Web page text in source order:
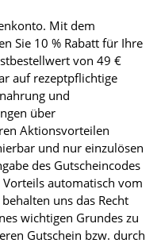
Mit dem
Sie 10 % Rabatt für Ihre
von 49 €
auf rezeptpflichtige
und
über
Aktionsvorteilen
und nur einzulösen
des Gutscheincodes
automatisch vom
uns das Recht
wichtigen Grundes zu
Gutschein bzw. durch